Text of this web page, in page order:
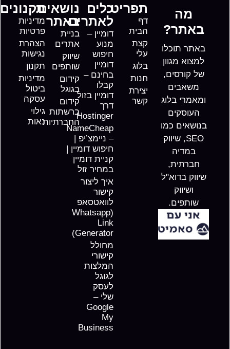
מה
באתר?
באתר תוכלו
למצוא מגוון
של קורסים,
משאבים
ומאמרי בלוג
העוסקים
בנושאים כמו
SEO, שיווק
במדיה
חברתית,
שיווק בדוא"ל
ושיווק
שותפים.
תפריט
דף
הבית
קצת
עלי
בלוג
חנות
יצירת
קשר
כלים
לאתרים
דומיין –
מנוע
חיפוש
דומיין
בחינם –
קבלו
דומיין בזול
דרך
Hostinger
NameCheap
– ניימצ’יפ |
חיפוש דומיין |
קניית דומיין
במחיר זול
איך ליצור
קישור
לוואטסאפ
(Whatsapp
Link
Generator)
מחולל
קישורי
המלצות
לגוגל
לעסק
שלי –
Google
My
Business​
נושאים
באתר
בניית
אתרים
שיווק
שותפים
קידום
בגוגל
קידום
ברשתות
החברתיות
תקנונים
מדיניות
פרטיות
הצהרת
נגישות
תקנון
מדיניות
ביטול
עסקה
גילוי
נאות